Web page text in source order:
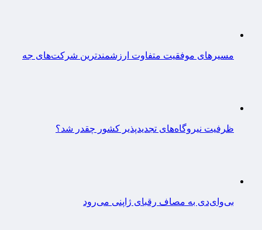
مسیرهای موفقیت متفاوت ارزشمندترین شرکت‌های جه
ظرفیت نیروگاه‌های تجدیدپذیر کشور چقدر شد؟
بی‌وای‌دی به مصاف رقبای ژاپنی می‌رود